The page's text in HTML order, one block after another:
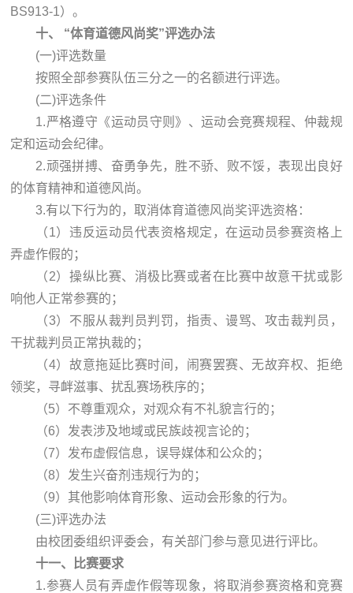
BS913-1）。
十、 “体育道德风尚奖”评选办法
(一)评选数量
按照全部参赛队伍三分之一的名额进行评选。
(二)评选条件
1.严格遵守《运动员守则》、运动会竞赛规程、仲裁规
定和运动会纪律。
2.顽强拼搏、奋勇争先，胜不骄、败不馁，表现出良好
的体育精神和道德风尚。
3.有以下行为的，取消体育道德风尚奖评选资格：
（1）违反运动员代表资格规定，在运动员参赛资格上
弄虚作假的；
（2）操纵比赛、消极比赛或者在比赛中故意干扰或影
响他人正常参赛的；
（3）不服从裁判员判罚，指责、谩骂、攻击裁判员，
干扰裁判员正常执裁的；
（4）故意拖延比赛时间，闹赛罢赛、无故弃权、拒绝
领奖，寻衅滋事、扰乱赛场秩序的；
（5）不尊重观众，对观众有不礼貌言行的；
（6）发表涉及地域或民族歧视言论的；
（7）发布虚假信息，误导媒体和公众的；
（8）发生兴奋剂违规行为的；
（9）其他影响体育形象、运动会形象的行为。
(三)评选办法
由校团委组织评委会，有关部门参与意见进行评比。
十一、比赛要求
1.参赛人员有弄虚作假等现象，将取消参赛资格和竞赛